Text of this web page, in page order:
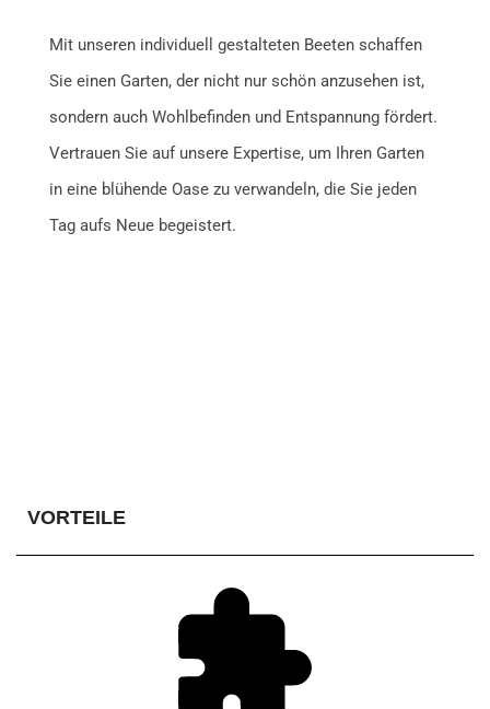
Mit unseren individuell gestalteten Beeten schaffen
Sie einen Garten, der nicht nur schön anzusehen ist,
sondern auch Wohlbefinden und Entspannung fördert.
Vertrauen Sie auf unsere Expertise, um Ihren Garten
in eine blühende Oase zu verwandeln, die Sie jeden
Tag aufs Neue begeistert.
VORTEILE